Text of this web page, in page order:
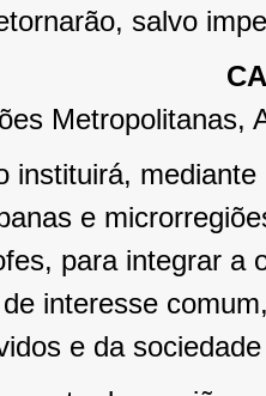
salvo
Metropolitanas,
instituirá,
e
para integrar a
interesse
e da